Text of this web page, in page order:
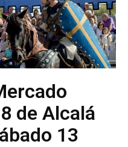
de Alcalá
13